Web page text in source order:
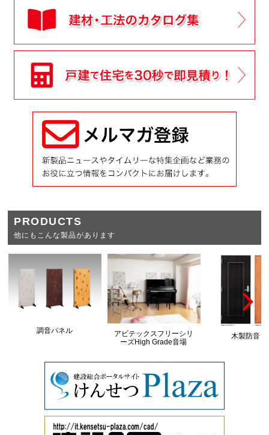
PRODUCTS
他にもこんな製品があります
調音パネル
アビテックスフリーシリ
ーズHigh Grade音場
木製防音ド